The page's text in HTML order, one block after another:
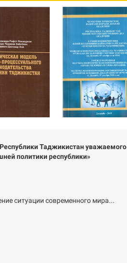
Таджикистан уважаемого
политики республики»
ситуации современного мира...